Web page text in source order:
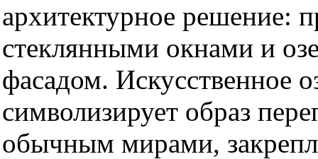
архитектурное решение:
стеклянными окнами и
фасадом. Искусственное
символизирует образ
обычным мирами,